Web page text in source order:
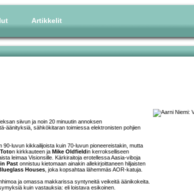
Artikkelit
siivun ja noin 20 minuutin annoksen
äänityksiä, sähkökitaran toimiessa elektronisten pohjien
luvun kikkailijoista kuin 70-luvun pioneereistakin, mutta
Toton kirkkauteen ja Mike Oldfieldin kerrokselliseen
leimaa Visionsille. Kärkiraitoja erotellessa Aasia-viboja
Past onnistuu kietomaan ainakin allekirjoittaneen hiljaisten
Houses, joka kopsahtaa lähemmäs AOR-katuja.
ja omassa makkarissa syntyneitä veikeitä äänikokeita.
kuin vastauksia: eli loistava esikoinen.